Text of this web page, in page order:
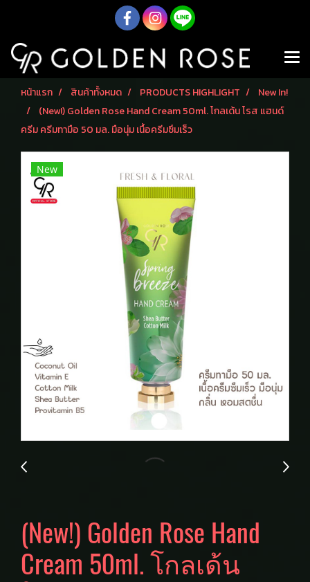
หน้าแรก สินค้าทั้งหมด PRODUCTS HIGHLIGHT
New In!
(New!) Golden Rose Hand Cream 50ml. โกลเด้น โรส แฮนด์
ครีม ครีมทามือ 50 มล. มือนุ่ม เนื้อครีมซึมเร็ว
New
(New!) Golden Rose Hand
Cream 50ml. โกลเด้น